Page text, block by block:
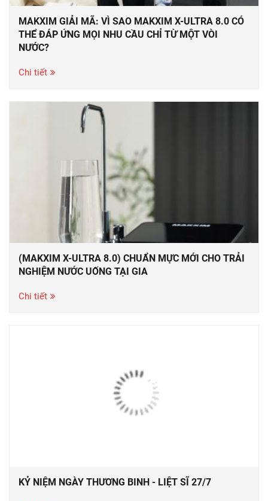
MAKXIM GIẢI MÃ: VÌ SAO MAKXIM X-ULTRA 8.0 CÓ
THỂ ĐÁP ỨNG MỌI NHU CẦU CHỈ TỪ MỘT VÒI
NƯỚC?
Chi tiết
(MAKXIM X-ULTRA 8.0) CHUẨN MỰC MỚI CHO TRẢI
NGHIỆM NƯỚC UỐNG TẠI GIA
Chi tiết
KỶ NIỆM NGÀY THƯƠNG BINH - LIỆT SĨ 27/7